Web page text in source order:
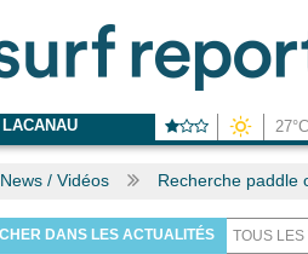
LACANAU 27°C
News / Vidéos Recherche paddle
DANS LES ACTUALITÉS